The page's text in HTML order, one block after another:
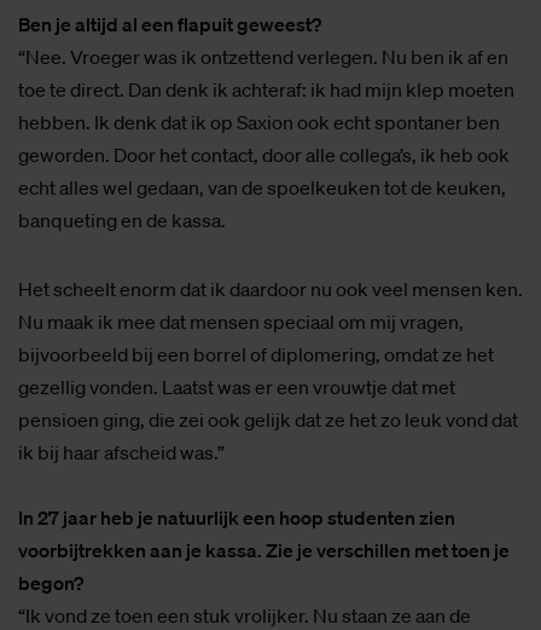
Ben je altijd al een flapuit geweest?
“Nee. Vroeger was ik ontzettend verlegen. Nu ben ik af en
toe te direct. Dan denk ik achteraf: ik had mijn klep moeten
hebben. Ik denk dat ik op Saxion ook echt spontaner ben
geworden. Door het contact, door alle collega’s, ik heb ook
echt alles wel gedaan, van de spoelkeuken tot de keuken,
banqueting en de kassa.
Het scheelt enorm dat ik daardoor nu ook veel mensen ken.
Nu maak ik mee dat mensen speciaal om mij vragen,
bijvoorbeeld bij een borrel of diplomering, omdat ze het
gezellig vonden. Laatst was er een vrouwtje dat met
pensioen ging, die zei ook gelijk dat ze het zo leuk vond dat
ik bij haar afscheid was.”
In 27 jaar heb je natuurlijk een hoop studenten zien
voorbijtrekken aan je kassa. Zie je verschillen met toen je
begon?
“Ik vond ze toen een stuk vrolijker. Nu staan ze aan de